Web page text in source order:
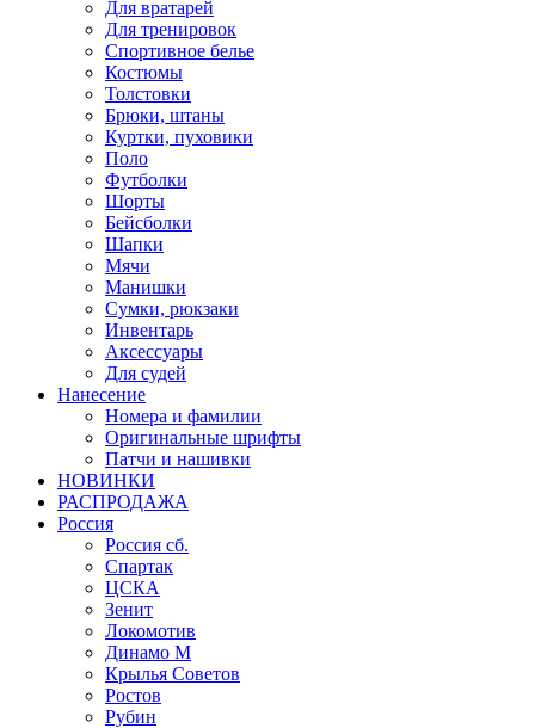
Для вратарей
Для тренировок
Спортивное белье
Костюмы
Толстовки
Брюки, штаны
Куртки, пуховики
Поло
Футболки
Шорты
Бейсболки
Шапки
Мячи
Манишки
Сумки, рюкзаки
Инвентарь
Аксессуары
Для судей
Нанесение
Номера и фамилии
Оригинальные шрифты
Патчи и нашивки
НОВИНКИ
РАСПРОДАЖА
Россия
Россия сб.
Спартак
ЦСКА
Зенит
Локомотив
Динамо М
Крылья Советов
Ростов
Рубин